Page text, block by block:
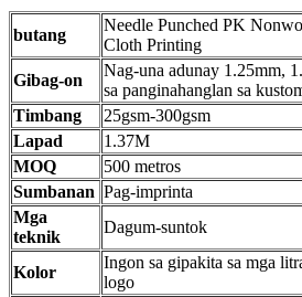
butang
Needle Punched PK
Cloth Printing
Gibag-on
Nag-una adunay 1.25mm,
sa panginahanglan sa
Timbang
25gsm-300gsm
Lapad
1.37M
MOQ
500 metros
Sumbanan Pag-imprinta
Mga
teknik
Dagum-suntok
Kolor
Ingon sa gipakita sa mga
logo